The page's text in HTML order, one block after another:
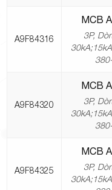
A9F84316
MCB
3P,
A9F84320
MCB
3P,
A9F84325
MCB
3P,